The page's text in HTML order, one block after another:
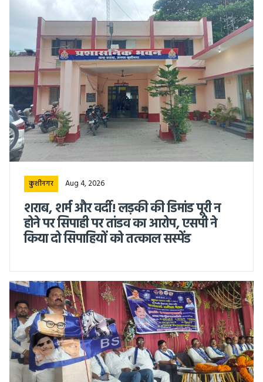
कुशीनगर Aug 4, 2026
शराब, शर्म और वर्दी! लड़की की डिमांड पूरी न
होने पर सिपाही पर तांडव का आरोप, एसपी ने
किया दो सिपाहियों को तत्काल सस्पेंड